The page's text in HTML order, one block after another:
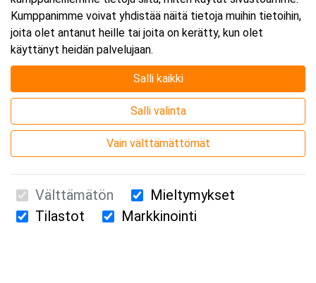
Lisää tapahtuma kalenteriisi
Webinaari
Suomen Ensiapukoulutus Oy / Valimotie 21 / 00380 Helsinki
Kumppanimme voivat yhdistää näitä tietoja muihin tietoihin,
joita olet antanut heille tai joita on kerätty, kun olet
käyttänyt heidän palvelujaan.
Salli kaikki
Salli valinta
Vain välttämättömät
Välttämätön
Mieltymykset
Tilastot
Markkinointi